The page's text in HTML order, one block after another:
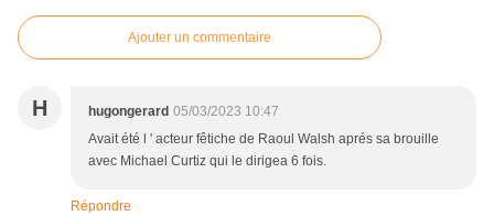
Ajouter un commentaire
H hugongerard 05/03/2023 10:47
Avait été l ' acteur fêtiche de Raoul Walsh aprés sa brouille
avec Michael Curtiz qui le dirigea 6 fois.
Répondre